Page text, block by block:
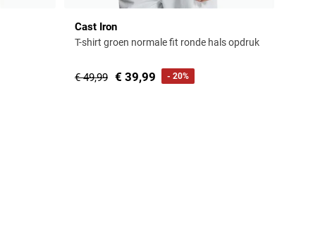
Cast Iron
T-shirt groen normale fit ronde hals opdruk
€ 49,99 € 39,99 - 20%